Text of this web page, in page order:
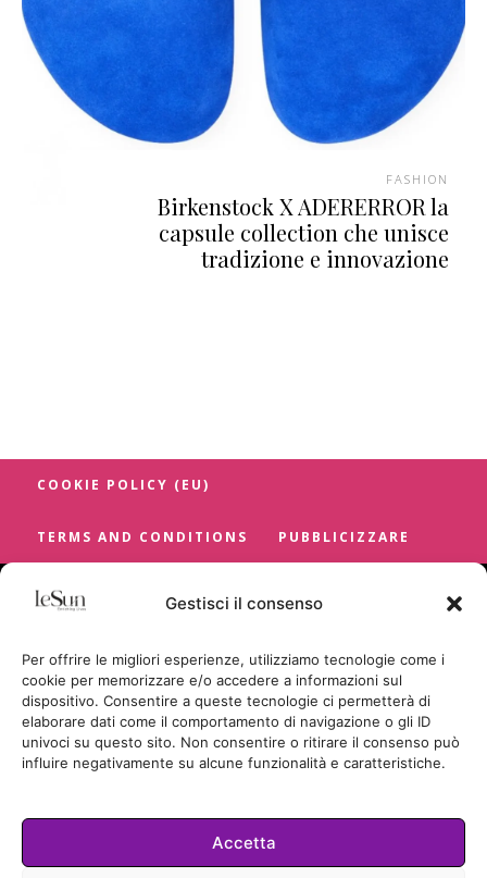
Gestisci il consenso
Per offrire le migliori esperienze, utilizziamo tecnologie come i
cookie per memorizzare e/o accedere a informazioni sul
dispositivo. Consentire a queste tecnologie ci permetterà di
elaborare dati come il comportamento di navigazione o gli ID
univoci su questo sito. Non consentire o ritirare il consenso può
influire negativamente su alcune funzionalità e caratteristiche.
Accetta
FASHION
Birkenstock X ADERERROR la
capsule collection che unisce
tradizione e innovazione
COOKIE POLICY (EU)
TERMS AND CONDITIONS PUBBLICIZZARE